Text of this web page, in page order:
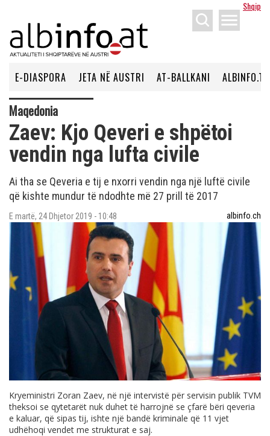
Shqip
menu
E-DIASPORA JETA NË AUSTRI AT-BALLKANI ALBINFO.TV
Maqedonia
Zaev: Kjo Qeveri e shpëtoi
vendin nga lufta civile
Ai tha se Qeveria e tij e nxorri vendin nga një luftë civile
që kishte mundur të ndodhte më 27 prill të 2017
E martë, 24 Dhjetor 2019 - 10:48 albinfo.ch
Kryeministri Zoran Zaev, në një intervistë për servisin publik TVM
theksoi se qytetarët nuk duhet të harrojnë se çfarë bëri qeveria
e kaluar, që sipas tij, ishte një bandë kriminale që 11 vjet
udhëhoqi vendet me strukturat e saj.